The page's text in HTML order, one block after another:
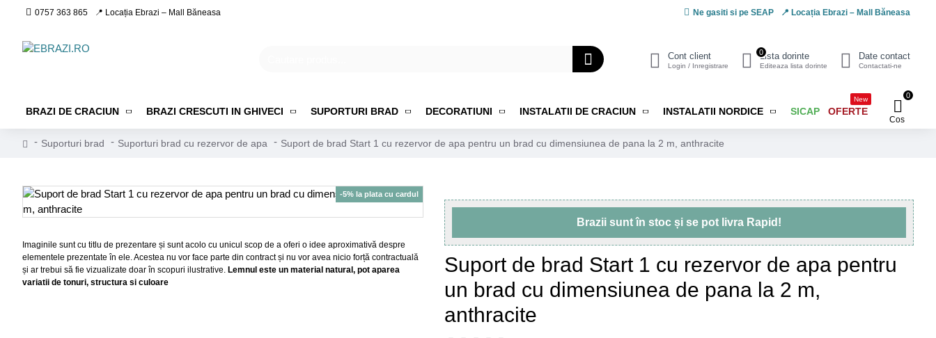
0757 363 865 📍 Locația Ebrazi – Mall Băneasa Ne gasiti si pe SEAP 📍 Locația Ebrazi – Mall Băneasa
Cont client
Login / Inregistrare
Lista dorinte
Editeaza lista dorinte
0 Date contact
Contactati-ne
BRAZI DE CRACIUN BRAZI CRESCUTI IN GHIVECI SUPORTURI BRAD DECORATIUNI INSTALATII DE CRACIUN INSTALATII NORDICE SICAP OFERTE
New
Cos
0
Suporturi brad Suporturi brad cu rezervor de apa Suport de brad Start 1 cu rezervor de apa pentru un brad cu dimensiunea de pana la 2 m, anthracite
-5% la plata cu cardul
Imaginile sunt cu titlu de prezentare și sunt acolo cu unicul scop de a oferi o idee aproximativă despre
elementele prezentate în ele. Acestea nu vor face parte din contract și nu vor avea nicio forță contractuală
și ar trebui să fie vizualizate doar în scopuri ilustrative. Lemnul este un material natural, pot aparea
variatii de tonuri, structura si culoare
Suport de brad Start 1 cu rezervor de apa pentru
un brad cu dimensiunea de pana la 2 m,
anthracite
Brazii suntîn stocși se pot livra Rapid!